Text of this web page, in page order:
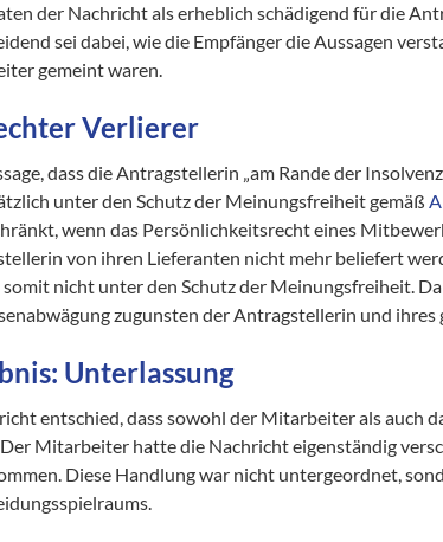
der Nachricht als erheblich schädigend für die
sei dabei, wie die Empfänger die Aussagen
gemeint waren.
Verlierer
dass die Antragstellerin „am Rande der
unter den Schutz der Meinungsfreiheit gemäß
wenn das Persönlichkeitsrecht eines
von ihren Lieferanten nicht mehr beliefert
nicht unter den Schutz der Meinungsfreiheit.
zugunsten der Antragstellerin und ihres
Unterlassung
entschied, dass sowohl der Mitarbeiter als auch
Mitarbeiter hatte die Nachricht eigenständig
Diese Handlung war nicht untergeordnet,